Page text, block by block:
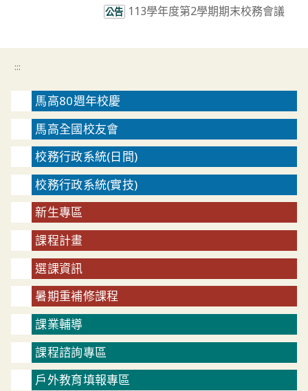
公告 113學年度第2學期期末校務會議
:::
馬高80週年校慶
馬高全國校友會
校務行政系統(日間)
校務行政系統(實技)
新生專區
課程計畫
選課資訊
暑期重補修課程
課業輔導
課程諮詢專區
戶外教育填報專區